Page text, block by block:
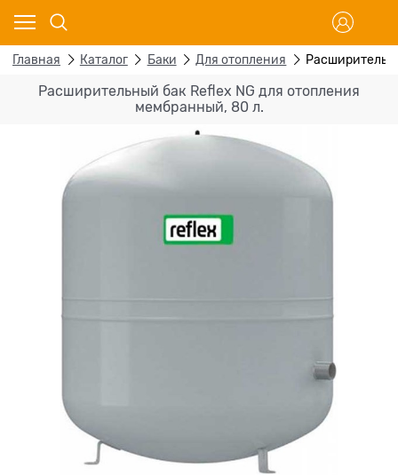
Главная Каталог Баки Для отопления
Расширительный бак Reflex NG для отопления
мембранный, 80 л.